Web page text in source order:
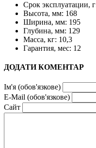
Срок эксплуатации,
Высота, мм: 168
Ширина, мм: 195
Глубина, мм: 129
Масса, кг: 10,3
Гарантия, мес: 12
ДОДАТИ КОМЕНТАР
Ім'я (обов'язкове)
E-Mail (обов'язкове)
Сайт